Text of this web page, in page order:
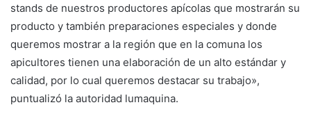
stands de nuestros productores apícolas que mostrarán su
producto y también preparaciones especiales y donde
queremos mostrar a la región que en la comuna los
apicultores tienen una elaboración de un alto estándar y
calidad, por lo cual queremos destacar su trabajo»,
puntualizó la autoridad lumaquina.